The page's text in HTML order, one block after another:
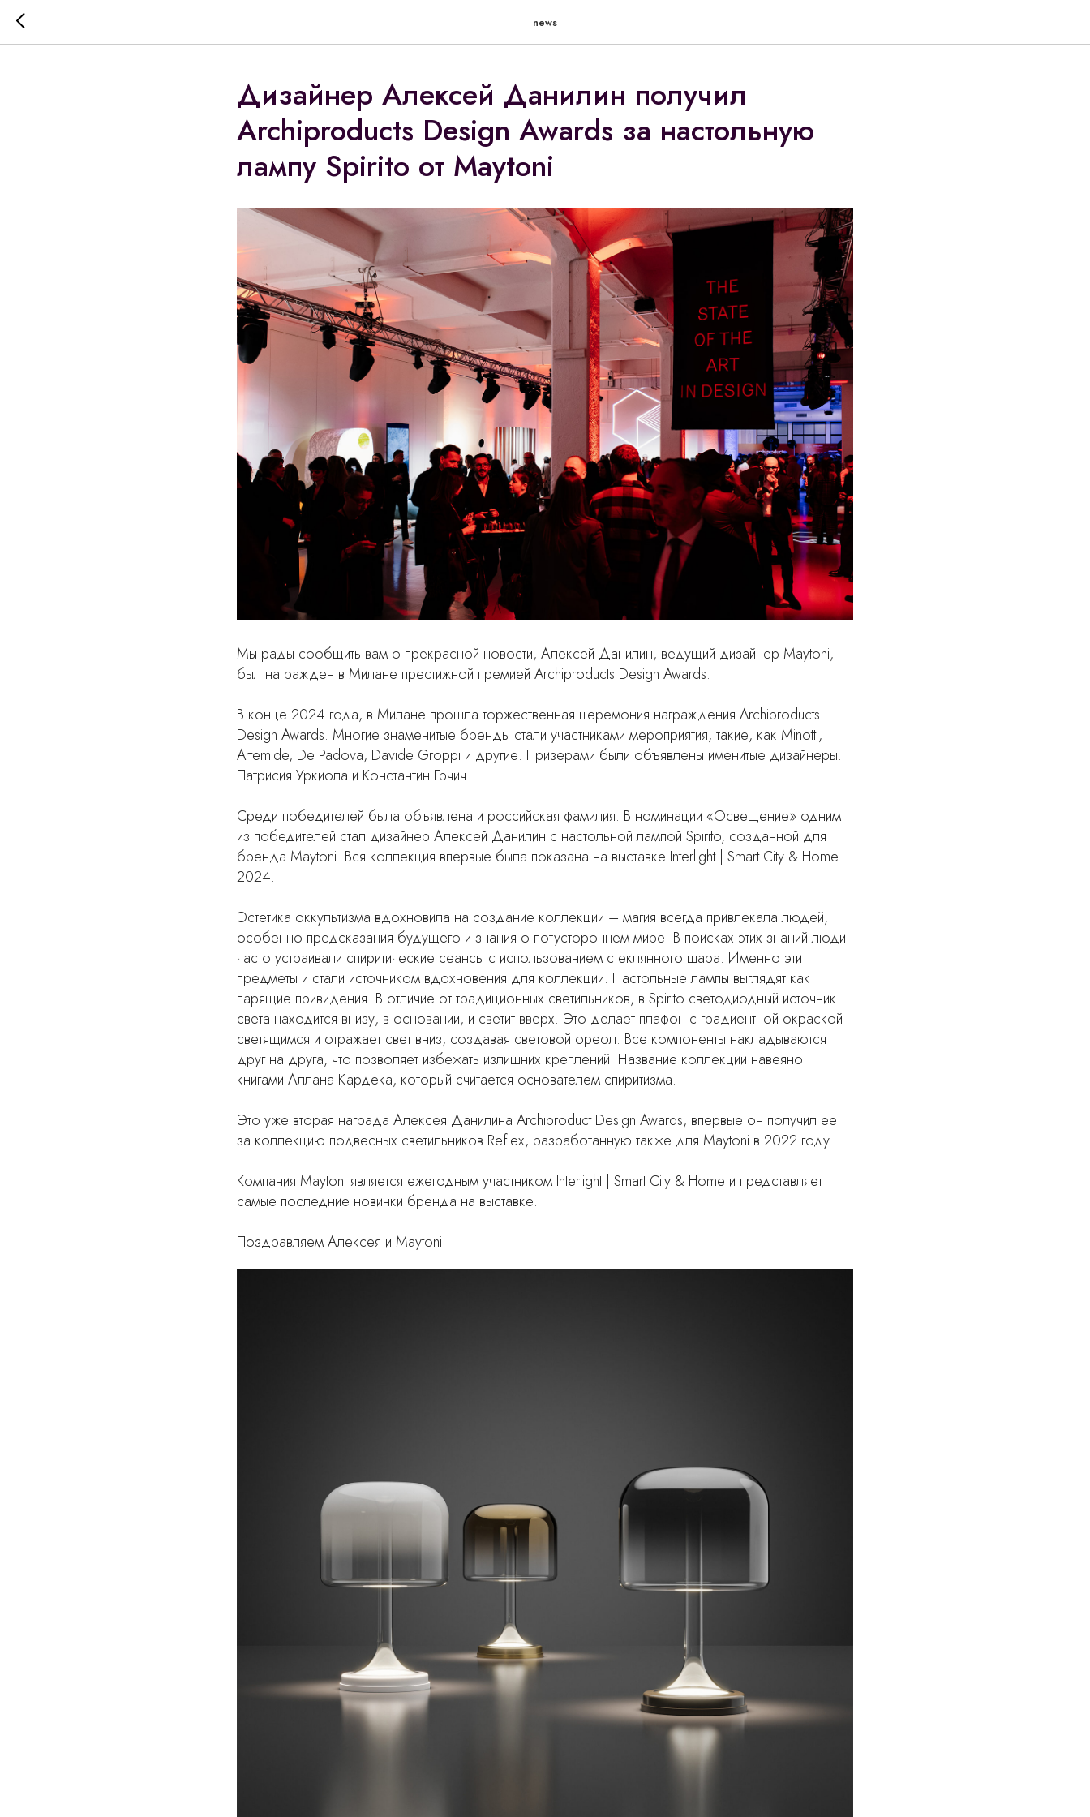
news
Дизайнер Алексей Данилин получил
Archiproducts Design Awards за настольную
лампу Spirito от Maytoni
Мы рады сообщить вам о прекрасной новости, Алексей Данилин, ведущий дизайнер Maytoni,
был награжден в Милане престижной премией Archiproducts Design Awards.
В конце 2024 года, в Милане прошла торжественная церемония награждения Archiproducts
Design Awards. Многие знаменитые бренды стали участниками мероприятия, такие, как Minotti,
Artemide, De Padova, Davide Groppi и другие. Призерами были объявлены именитые дизайнеры:
Патрисия Уркиола и Константин Грчич.
Среди победителей была объявлена и российская фамилия. В номинации «Освещение» одним
из победителей стал дизайнер Алексей Данилин с настольной лампой Spirito, созданной для
бренда Maytoni. Вся коллекция впервые была показана на выставке Interlight | Smart City & Home
2024.
Эстетика оккультизма вдохновила на создание коллекции – магия всегда привлекала людей,
особенно предсказания будущего и знания о потустороннем мире. В поисках этих знаний люди
часто устраивали спиритические сеансы с использованием стеклянного шара. Именно эти
предметы и стали источником вдохновения для коллекции. Настольные лампы выглядят как
парящие привидения. В отличие от традиционных светильников, в Spirito светодиодный источник
света находится внизу, в основании, и светит вверх. Это делает плафон с градиентной окраской
светящимся и отражает свет вниз, создавая световой ореол. Все компоненты накладываются
друг на друга, что позволяет избежать излишних креплений. Название коллекции навеяно
книгами Аллана Кардека, который считается основателем спиритизма.
Это уже вторая награда Алексея Данилина Archiproduct Design Awards, впервые он получил ее
за коллекцию подвесных светильников Reflex, разработанную также для Maytoni в 2022 году.
Компания Maytoni является ежегодным участником Interlight | Smart City & Home и представляет
самые последние новинки бренда на выставке.
Поздравляем Алексея и Maytoni!